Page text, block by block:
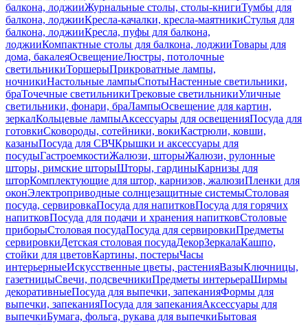
балкона, лоджииЖурнальные столы, столы-книгиТумбы для
балкона, лоджииКресла-качалки, кресла-маятникиСтулья для
балкона, лоджииКресла, пуфы для балкона,
лоджииКомпактные столы для балкона, лоджииТовары для
дома, бакалеяОсвещениеЛюстры, потолочные
светильникиТоршерыПрикроватные лампы,
ночникиНастольные лампыСпотыНастенные светильники,
браТочечные светильникиТрековые светильникиУличные
светильники, фонари, браЛампыОсвещение для картин,
зеркалКольцевые лампыАксессуары для освещенияПосуда для
готовкиСковороды, сотейники, вокиКастрюли, ковши,
казаныПосуда для СВЧКрышки и аксессуары для
посудыГастроемкостиЖалюзи, шторыЖалюзи, рулонные
шторы, римские шторыШторы, гардиныКарнизы для
шторКомплектующие для штор, карнизов, жалюзиПленки для
оконЭлектроприводные солнцезащитные системыСтоловая
посуда, сервировкаПосуда для напитковПосуда для горячих
напитковПосуда для подачи и хранения напитковСтоловые
приборыСтоловая посудаПосуда для сервировкиПредметы
сервировкиДетская столовая посудаДекорЗеркалаКашпо,
стойки для цветовКартины, постерыЧасы
интерьерныеИскусственные цветы, растенияВазыКлючницы,
газетницыСвечи, подсвечникиПредметы интерьераШирмы
декоративныеПосуда для выпечки, запеканияФормы для
выпечки, запеканияПосуда для запеканияАксессуары для
выпечкиБумага, фольга, рукава для выпечкиБытовая